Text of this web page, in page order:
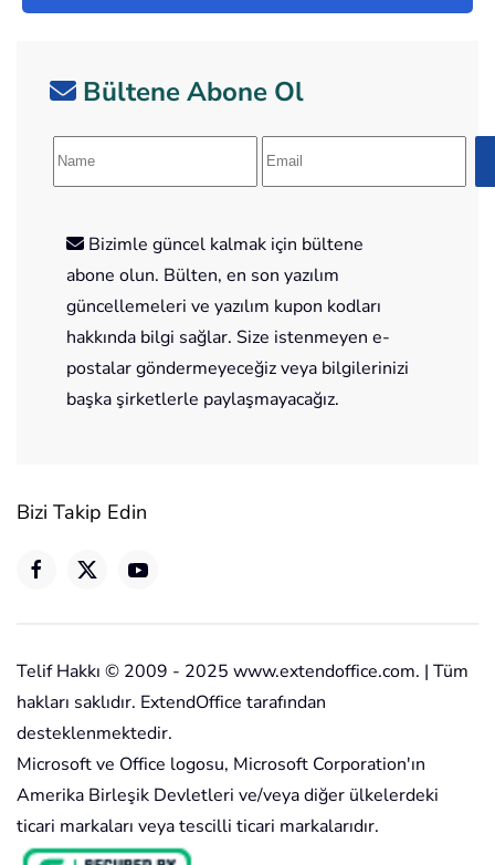
Bültene Abone Ol
Bizimle güncel kalmak için bültene
abone olun. Bülten, en son yazılım
güncellemeleri ve yazılım kupon kodları
hakkında bilgi sağlar. Size istenmeyen e-
postalar göndermeyeceğiz veya bilgilerinizi
başka şirketlerle paylaşmayacağız.
Bizi Takip Edin
Telif Hakkı © 2009 - 2025 www.extendoffice.com. | Tüm
hakları saklıdır. ExtendOffice tarafından
desteklenmektedir.
Microsoft ve Office logosu, Microsoft Corporation'ın
Amerika Birleşik Devletleri ve/veya diğer ülkelerdeki
ticari markaları veya tescilli ticari markalarıdır.